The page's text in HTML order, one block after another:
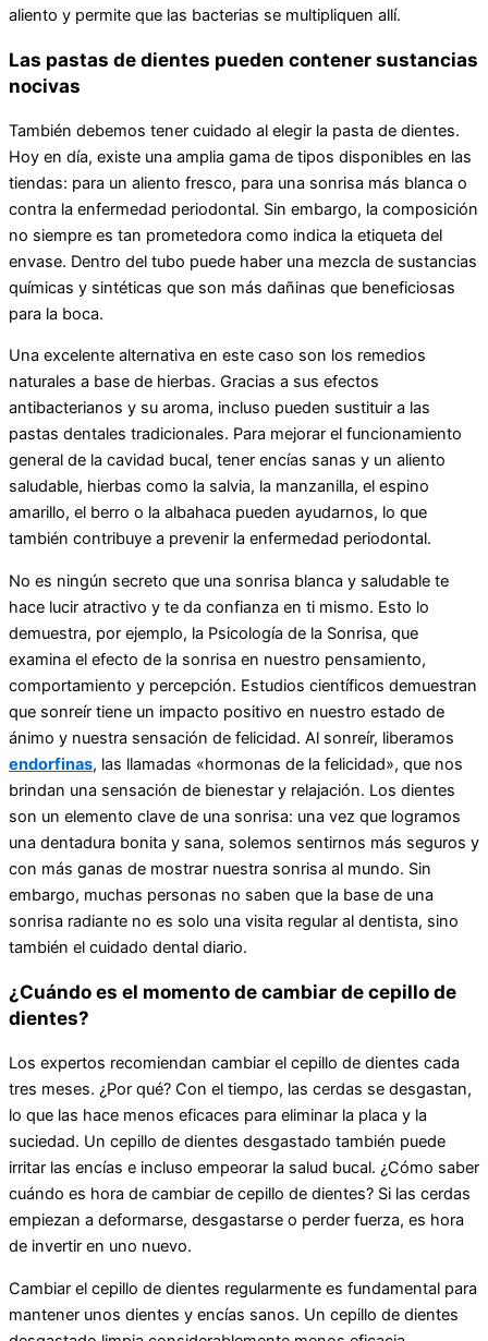
aliento y permite que las bacterias se multipliquen allí.
Las pastas de dientes pueden contener sustancias
nocivas
También debemos tener cuidado al elegir la pasta de dientes.
Hoy en día, existe una amplia gama de tipos disponibles en las
tiendas: para un aliento fresco, para una sonrisa más blanca o
contra la enfermedad periodontal. Sin embargo, la composición
no siempre es tan prometedora como indica la etiqueta del
envase. Dentro del tubo puede haber una mezcla de sustancias
químicas y sintéticas que son más dañinas que beneficiosas
para la boca.
Una excelente alternativa en este caso son los remedios
naturales a base de hierbas. Gracias a sus efectos
antibacterianos y su aroma, incluso pueden sustituir a las
pastas dentales tradicionales. Para mejorar el funcionamiento
general de la cavidad bucal, tener encías sanas y un aliento
saludable, hierbas como la salvia, la manzanilla, el espino
amarillo, el berro o la albahaca pueden ayudarnos, lo que
también contribuye a prevenir la enfermedad periodontal.
No es ningún secreto que una sonrisa blanca y saludable te
hace lucir atractivo y te da confianza en ti mismo. Esto lo
demuestra, por ejemplo, la Psicología de la Sonrisa, que
examina el efecto de la sonrisa en nuestro pensamiento,
comportamiento y percepción. Estudios científicos demuestran
que sonreír tiene un impacto positivo en nuestro estado de
ánimo y nuestra sensación de felicidad. Al sonreír, liberamos
endorfinas, las llamadas «hormonas de la felicidad», que nos
brindan una sensación de bienestar y relajación. Los dientes
son un elemento clave de una sonrisa: una vez que logramos
una dentadura bonita y sana, solemos sentirnos más seguros y
con más ganas de mostrar nuestra sonrisa al mundo. Sin
embargo, muchas personas no saben que la base de una
sonrisa radiante no es solo una visita regular al dentista, sino
también el cuidado dental diario.
¿Cuándo es el momento de cambiar de cepillo de
dientes?
Los expertos recomiendan cambiar el cepillo de dientes cada
tres meses. ¿Por qué? Con el tiempo, las cerdas se desgastan,
lo que las hace menos eficaces para eliminar la placa y la
suciedad. Un cepillo de dientes desgastado también puede
irritar las encías e incluso empeorar la salud bucal. ¿Cómo saber
cuándo es hora de cambiar de cepillo de dientes? Si las cerdas
empiezan a deformarse, desgastarse o perder fuerza, es hora
de invertir en uno nuevo.
Cambiar el cepillo de dientes regularmente es fundamental para
mantener unos dientes y encías sanos. Un cepillo de dientes